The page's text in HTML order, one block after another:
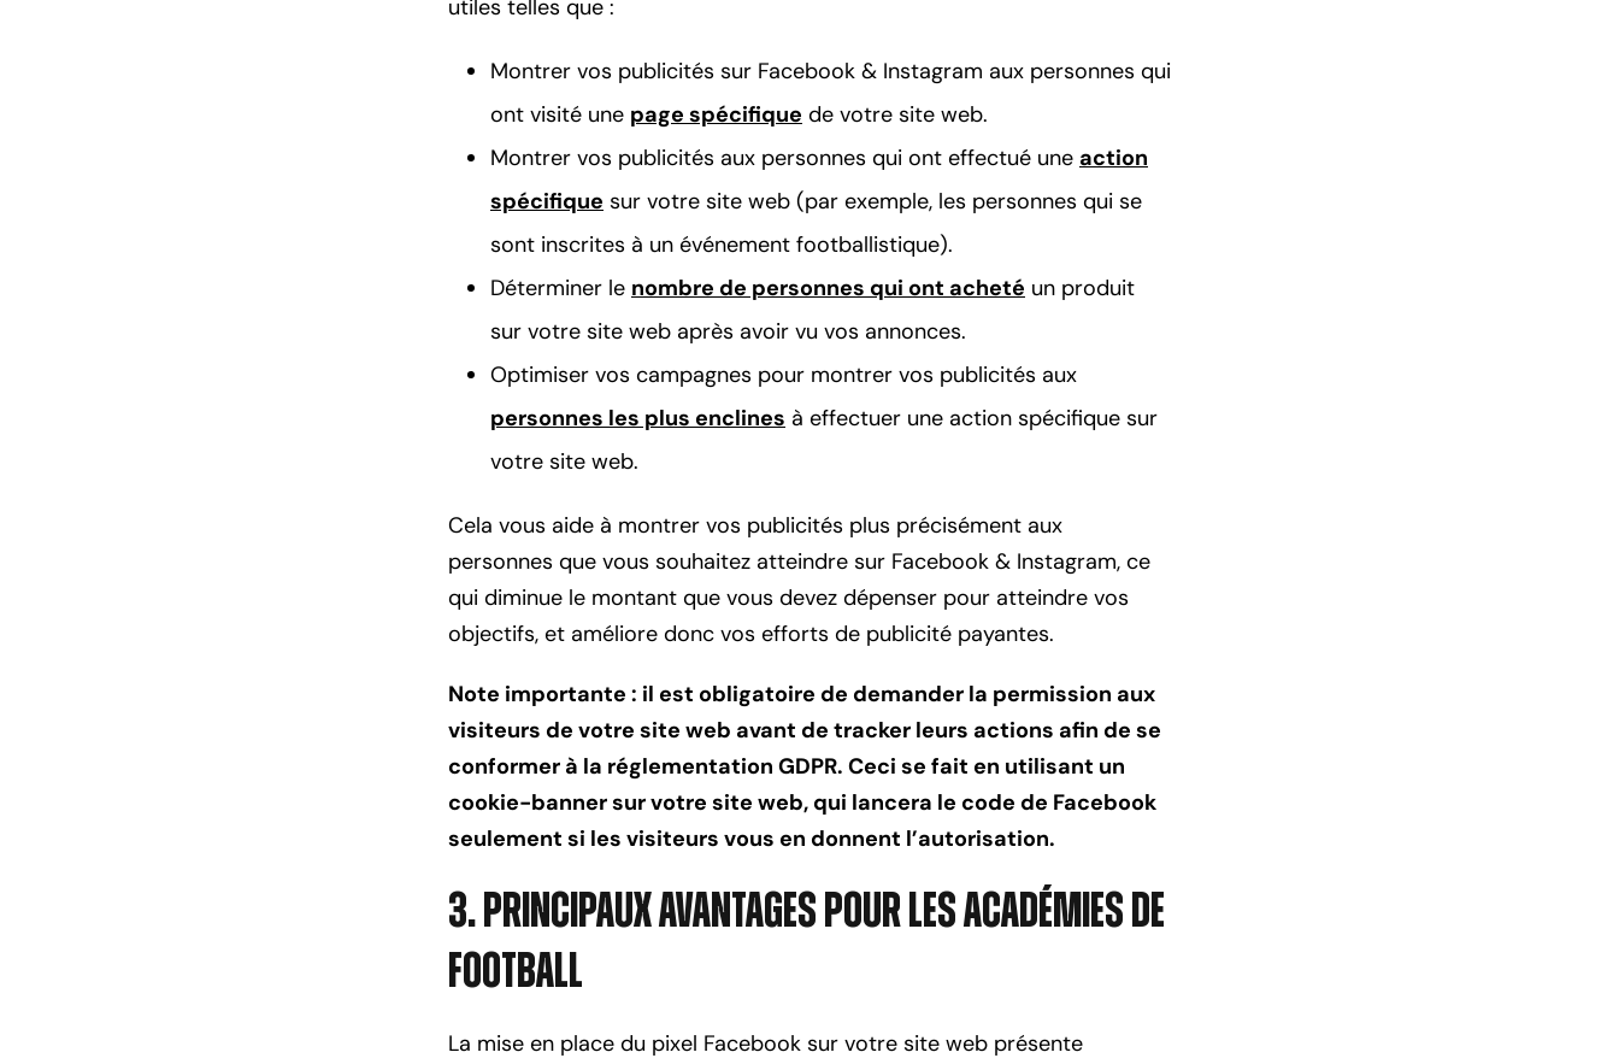
utiles telles que :
Montrer vos publicités sur Facebook & Instagram aux personnes qui
ont visité une page spécifique de votre site web.
Montrer vos publicités aux personnes qui ont effectué une action
spécifique sur votre site web (par exemple, les personnes qui se
sont inscrites à un événement footballistique).
Déterminer le nombre de personnes qui ont acheté un produit
sur votre site web après avoir vu vos annonces.
Optimiser vos campagnes pour montrer vos publicités aux
personnes les plus enclines à effectuer une action spécifique sur
votre site web.
Cela vous aide à montrer vos publicités plus précisément aux
personnes que vous souhaitez atteindre sur Facebook & Instagram, ce
qui diminue le montant que vous devez dépenser pour atteindre vos
objectifs, et améliore donc vos efforts de publicité payantes.
Note importante : il est obligatoire de demander la permission aux
visiteurs de votre site web avant de tracker leurs actions afin de se
conformer à la réglementation GDPR. Ceci se fait en utilisant un
cookie-banner sur votre site web, qui lancera le code de Facebook
seulement si les visiteurs vous en donnent l’autorisation.
3. Principaux Avantages pour les Académies de
Football
La mise en place du pixel Facebook sur votre site web présente